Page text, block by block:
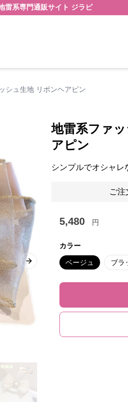
雷系専門通販サイト ジラピ
シュ生地 リボンヘアピン
Next slide
地雷系ファ
アピン
シンプルでオシャレ
ご注
5,480 円
カラー
ベージュ ブラ